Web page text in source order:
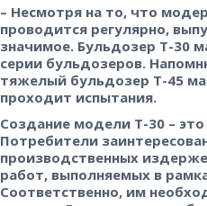
– Несмотря на то, что
проводится регулярно,
значимое. Бульдозер Т-30
серии бульдозеров.
тяжелый бульдозер Т-45
проходит испытания.
Создание модели Т-30 –
Потребители
производственных
работ, выполняемых в
Соответственно, им